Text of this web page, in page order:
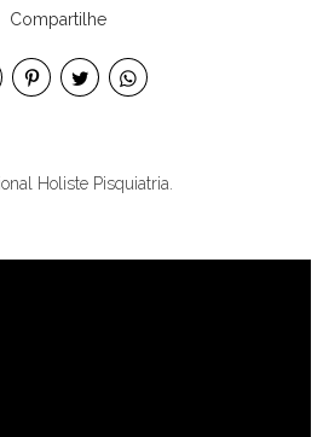
Compartilhe
Holiste Pisquiatria.